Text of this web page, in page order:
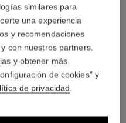
similares para
una experiencia
y recomendaciones
con nuestros partners.
y obtener más
de cookies" y
de privacidad